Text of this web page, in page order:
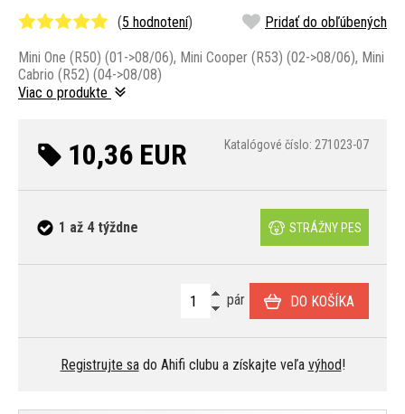
(5 hodnotení) Pridať do obľúbených
Mini One (R50) (01->08/06), Mini Cooper (R53) (02->08/06), Mini
Cabrio (R52) (04->08/08)
Viac o produkte
10,36 EUR Katalógové číslo: 271023-07
1 až 4 týždne STRÁŽNY PES
pár DO KOŠÍKA
Registrujte sado Ahifi clubu a získajte veľa výhod!